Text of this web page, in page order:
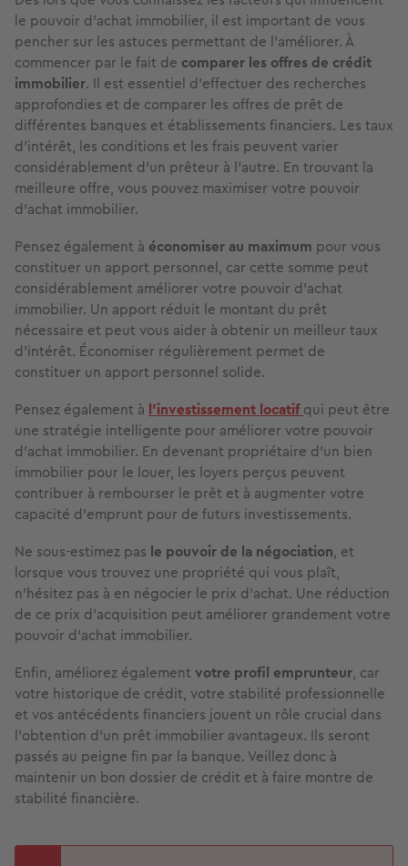
le pouvoir d’achat immobilier, il est important de vous
pencher sur les astuces permettant de l’améliorer. À
commencer par le fait de comparer les offres de crédit
immobilier. Il est essentiel d’effectuer des recherches
approfondies et de comparer les offres de prêt de
différentes banques et établissements financiers. Les taux
d’intérêt, les conditions et les frais peuvent varier
considérablement d’un prêteur à l’autre. En trouvant la
meilleure offre, vous pouvez maximiser votre pouvoir
d’achat immobilier.
Pensez également à économiser au maximum pour vous
constituer un apport personnel, car cette somme peut
considérablement améliorer votre pouvoir d’achat
immobilier. Un apport réduit le montant du prêt
nécessaire et peut vous aider à obtenir un meilleur taux
d’intérêt. Économiser régulièrement permet de
constituer un apport personnel solide.
Pensez également à l’investissement locatifqui peut être
une stratégie intelligente pour améliorer votre pouvoir
d’achat immobilier. En devenant propriétaire d'un bien
immobilier pour le louer, les loyers perçus peuvent
contribuer à rembourser le prêt et à augmenter votre
capacité d’emprunt pour de futurs investissements.
Ne sous-estimez pas le pouvoir de la négociation, et
lorsque vous trouvez une propriété qui vous plaît,
n’hésitez pas à en négocier le prix d’achat. Une réduction
de ce prix d'acquisition peut améliorer grandement votre
pouvoir d’achat immobilier.
Enfin, améliorez également votre profil emprunteur, car
votre historique de crédit, votre stabilité professionnelle
et vos antécédents financiers jouent un rôle crucial dans
l’obtention d’un prêt immobilier avantageux. Ils seront
passés au peigne fin par la banque. Veillez donc à
maintenir un bon dossier de crédit et à faire montre de
stabilité financière.